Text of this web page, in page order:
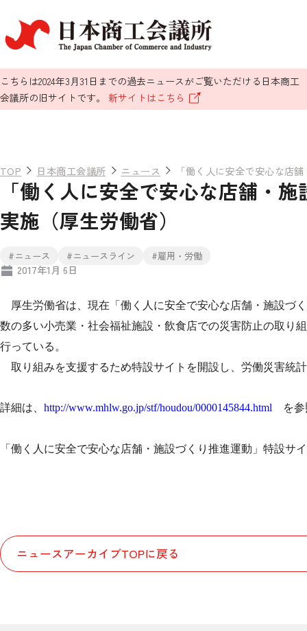
こちらは2024年3月31日までの過去ニュースがご覧いただける日本商工
会議所の旧サイトです。 新サイトはこちら
TOP 日本商工会議所 ニュース 「働く人に安全で安心な店
「働く人に安全で安心な店舗・
実施（厚生労働省）
#ニュース #ニュースライン #雇用・労働
2017年1月 6日
厚生労働省は、現在「働く人に安全で安心な店舗・施設づ
数の多い小売業・社会福祉施設・飲食店での災害防止の取り
行っている。
取り組みを支援するため特設サイトを開設し、労働災害統
詳細は、 http://www.mhlw.go.jp/stf/houdou/0000145844.html を参
「働く人に安全で安心な店舗・施設づくり推進運動」特設サ
ニュースアーカイブTOPに戻る